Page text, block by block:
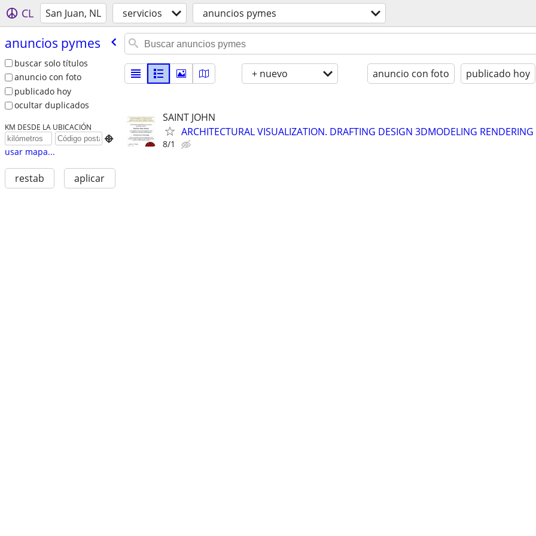
CL San Juan, NL servicios anuncios pymes
anuncios pymes
buscar solo títulos
anuncio con foto
publicado hoy
ocultar duplicados
KM DESDE LA UBICACIÓN

usar mapa...
restab aplicar
+ nuevo anuncio con foto publicado hoy
SAINT JOHN
ARCHITECTURAL VISUALIZATION. DRAFTING DESIGN 3DMODELING RENDERING
8/1